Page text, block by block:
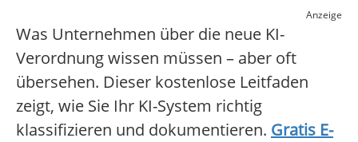
Anzeige
Was Unternehmen über die neue KI-
Verordnung wissen müssen – aber oft
übersehen. Dieser kostenlose Leitfaden
zeigt, wie Sie Ihr KI-System richtig
klassifizieren und dokumentieren. Gratis E-